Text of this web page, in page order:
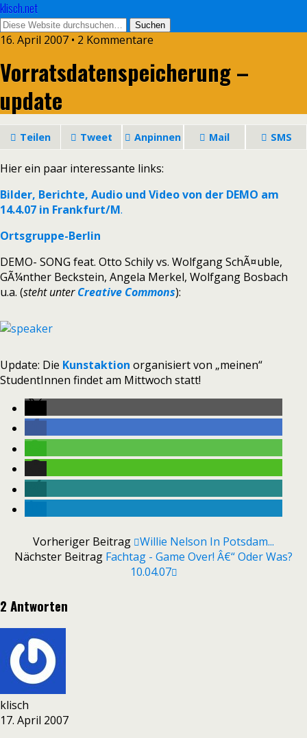
klisch.net
16. April 2007 • 2 Kommentare
Vorratsdatenspeicherung –
update
Teilen Tweet Anpinnen Mail SMS
Hier ein paar interessante links:
Bilder, Berichte, Audio und Video von der DEMO am
14.4.07 in Frankfurt/M.
Ortsgruppe-Berlin
DEMO- SONG feat. Otto Schily vs. Wolfgang SchÃ¤uble,
GÃ¼nther Beckstein, Angela Merkel, Wolfgang Bosbach
u.a. (steht unterCreative Commons):
Update: Die Kunstaktion organisiert von „meinen“
StudentInnen findet am Mittwoch statt!
Vorheriger Beitrag Willie Nelson In Potsdam...
Nächster Beitrag Fachtag - Game Over! Â€“ Oder Was?
10.04.07
2 Antworten
klisch
17. April 2007